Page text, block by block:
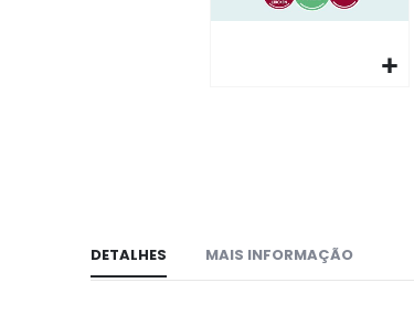
DETALHES MAIS INFORMAÇÃO